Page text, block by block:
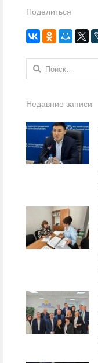
Поделиться
Найти:
Недавние записи